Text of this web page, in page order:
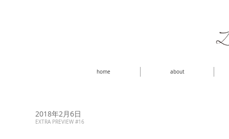
home about
EXTRA PREVIEW #16
2018年2月6日